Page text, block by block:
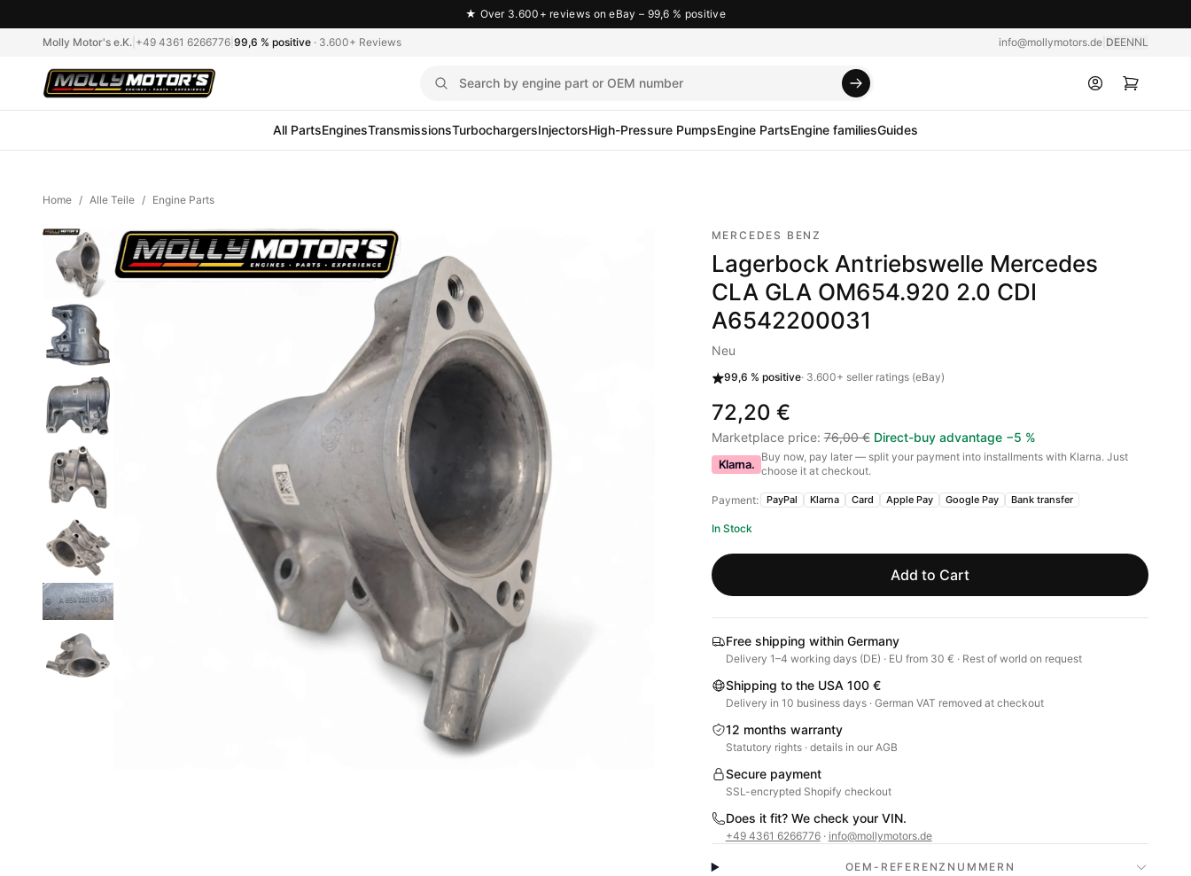
★ Over 3.600+ reviews on eBay – 99,6 % positive
Molly Motor's e.K. +49 4361 6266776 99,6 % positive · 3.600+ Reviews info@mollymotors.de DEENNL
All PartsEnginesTransmissionsTurbochargersInjectorsHigh-Pressure PumpsEngine PartsEngine familiesGuides
Home / Alle Teile / Engine Parts
MERCEDES BENZ
Lagerbock Antriebswelle Mercedes
CLA GLA OM654.920 2.0 CDI
A6542200031
Neu
99,6 % positive· 3.600+ seller ratings (eBay)
72,20 €
Marketplace price: 76,00 € Direct-buy advantage−5 %
Klarna. Buy now, pay later — split your payment into installments with Klarna. Just
choose it at checkout.
Payment: PayPal Klarna Card Apple Pay Google Pay Bank transfer
In Stock
Add to Cart
Free shipping within Germany
Delivery 1–4 working days (DE) · EU from 30 € · Rest of world on request
Shipping to the USA 100 €
Delivery in 10 business days · German VAT removed at checkout
12 months warranty
Statutory rights · details in our AGB
Secure payment
SSL-encrypted Shopify checkout
Does it fit? We check your VIN.
+49 4361 6266776· info@mollymotors.de
OEM-REFERENZNUMMERN